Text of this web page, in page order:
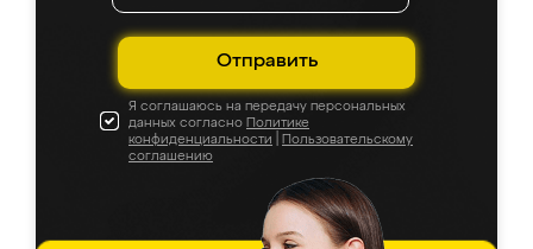
Отправить
Я соглашаюсь на передачу персональных
данных согласно Политике
конфиденциальности
Пользовательскому
соглашению